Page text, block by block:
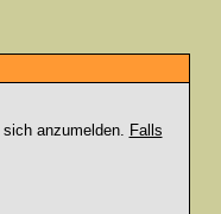
anzumelden. Falls